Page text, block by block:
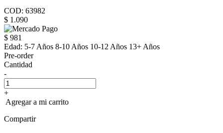
COD: 63982
$ 1.090
$ 981
Edad: 5-7 Años 8-10 Años 10-12 Años 13+ Años
Pre-order
Cantidad
-
+
Agregar a mi carrito
Compartir